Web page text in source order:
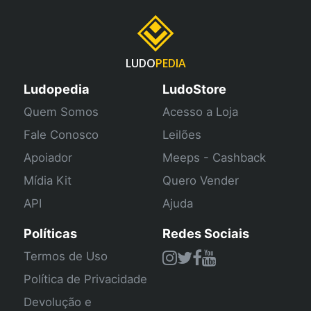
LUDOPEDIA
Ludopedia
Quem Somos
Fale Conosco
Apoiador
Mídia Kit
API
LudoStore
Acesso a Loja
Leilões
Meeps - Cashback
Quero Vender
Ajuda
Políticas
Termos de Uso
Política de Privacidade
Devolução e
Redes Sociais